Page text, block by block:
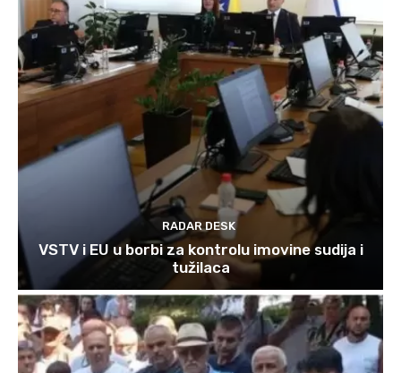
RADAR DESK
VSTV i EU u borbi za kontrolu imovine sudija i
tužilaca